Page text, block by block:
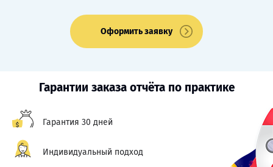
Оформить заявку
Гарантии заказа отчёта по практике
Гарантия 30 дней
Индивидуальный подход